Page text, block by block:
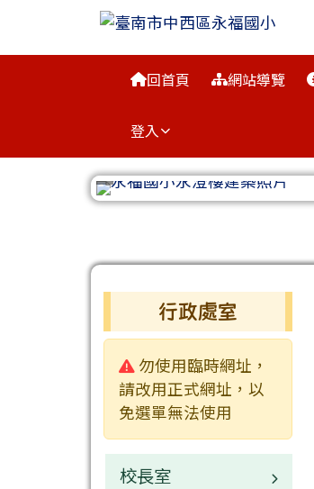
臺南市中西區永福國
回首頁 網站導覽
登入
左邊區域內容
行政處室
警告:
勿使用臨時網址，
請改用正式網址，以
免選單無法使用
校長室
頁尾區域